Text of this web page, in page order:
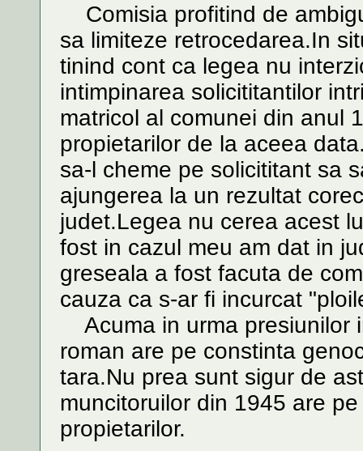
Comisia profitind de
sa limiteze retrocedarea.In
tinind cont ca legea nu
intimpinarea solicititantilor
matricol al comunei din anul
propietarilor de la aceea
sa-l cheme pe solicititant sa
ajungerea la un rezultat
judet.Legea nu cerea acest
fost in cazul meu am dat in
greseala a fost facuta de
cauza ca s-ar fi incurcat
Acuma in urma presiunilor
roman are pe constinta
tara.Nu prea sunt sigur de
muncitoruilor din 1945 are
propietarilor.